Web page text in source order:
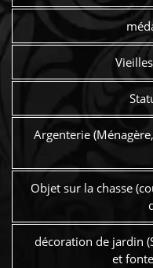
Argenterie
Objet sur la chasse
décoration de jardin
et